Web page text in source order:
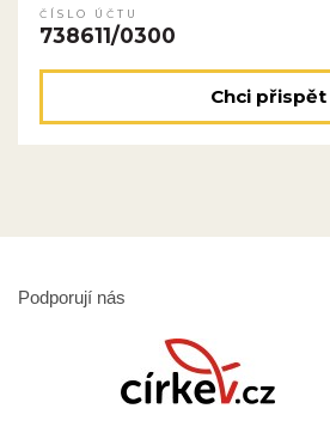
ČÍSLO ÚČTU
738611/0300
Chci přispět
Podporují nás